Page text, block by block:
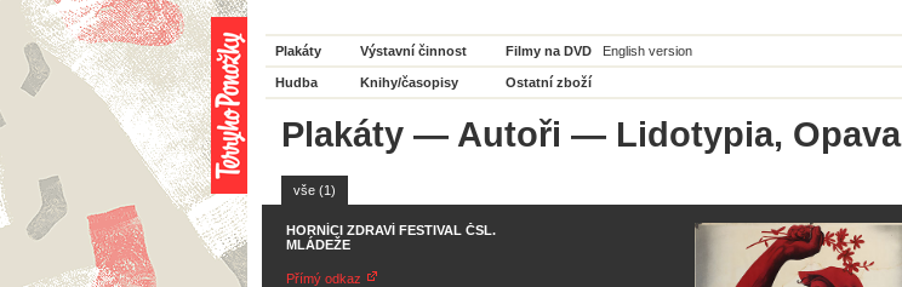
Plakáty Výstavní činnost Filmy na DVD English version
Hudba Knihy/časopisy Ostatní zboží
Plakáty — Autoři — Lidotypia, Opava
vše (1)
HORNÍCI ZDRAVÍ FESTIVAL ČSL.
MLÁDEŽE
Přímý odkaz